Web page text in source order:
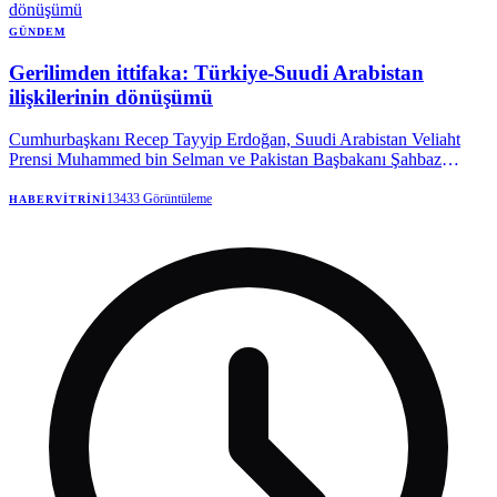
GÜNDEM
Gerilimden ittifaka: Türkiye-Suudi Arabistan
ilişkilerinin dönüşümü
Cumhurbaşkanı Recep Tayyip Erdoğan, Suudi Arabistan Veliaht
Prensi Muhammed bin Selman ve Pakistan Başbakanı Şahbaz
son yıllardaki yakınlaşmanın en dikkat çekici sembollerinden biri
HABERVITRINI13433 Görüntüleme